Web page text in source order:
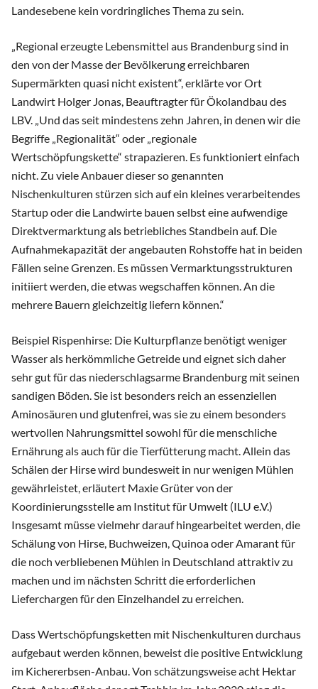
Landesebene kein vordringliches Thema zu sein.
„Regional erzeugte Lebensmittel aus Brandenburg sind in
den von der Masse der Bevölkerung erreichbaren
Supermärkten quasi nicht existent“, erklärte vor Ort
Landwirt Holger Jonas, Beauftragter für Ökolandbau des
LBV. „Und das seit mindestens zehn Jahren, in denen wir die
Begriffe „Regionalität“ oder „regionale
Wertschöpfungskette“ strapazieren. Es funktioniert einfach
nicht. Zu viele Anbauer dieser so genannten
Nischenkulturen stürzen sich auf ein kleines verarbeitendes
Startup oder die Landwirte bauen selbst eine aufwendige
Direktvermarktung als betriebliches Standbein auf. Die
Aufnahmekapazität der angebauten Rohstoffe hat in beiden
Fällen seine Grenzen. Es müssen Vermarktungsstrukturen
initiiert werden, die etwas wegschaffen können. An die
mehrere Bauern gleichzeitig liefern können.“
Beispiel Rispenhirse: Die Kulturpflanze benötigt weniger
Wasser als herkömmliche Getreide und eignet sich daher
sehr gut für das niederschlagsarme Brandenburg mit seinen
sandigen Böden. Sie ist besonders reich an essenziellen
Aminosäuren und glutenfrei, was sie zu einem besonders
wertvollen Nahrungsmittel sowohl für die menschliche
Ernährung als auch für die Tierfütterung macht. Allein das
Schälen der Hirse wird bundesweit in nur wenigen Mühlen
gewährleistet, erläutert Maxie Grüter von der
Koordinierungsstelle am Institut für Umwelt (ILU e.V.)
Insgesamt müsse vielmehr darauf hingearbeitet werden, die
Schälung von Hirse, Buchweizen, Quinoa oder Amarant für
die noch verbliebenen Mühlen in Deutschland attraktiv zu
machen und im nächsten Schritt die erforderlichen
Lieferchargen für den Einzelhandel zu erreichen.
Dass Wertschöpfungsketten mit Nischenkulturen durchaus
aufgebaut werden können, beweist die positive Entwicklung
im Kichererbsen-Anbau. Von schätzungsweise acht Hektar